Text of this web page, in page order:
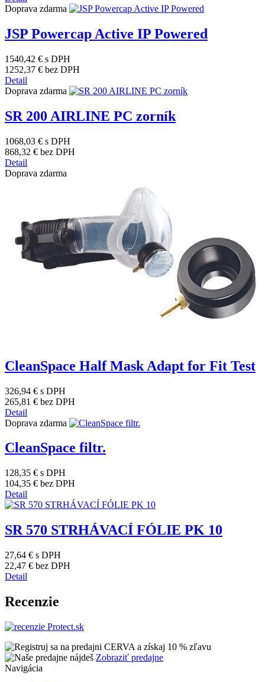
Doprava zdarma
JSP Powercap Active IP Powered
1540,42 € s DPH
1252,37 € bez DPH
Detail
Doprava zdarma
SR 200 AIRLINE PC zorník
1068,03 € s DPH
868,32 € bez DPH
Detail
Doprava zdarma
CleanSpace Half Mask Adapt for Fit Test
326,94 € s DPH
265,81 € bez DPH
Detail
Doprava zdarma
CleanSpace filtr.
128,35 € s DPH
104,35 € bez DPH
Detail
SR 570 STRHÁVACÍ FÓLIE PK 10
27,64 € s DPH
22,47 € bez DPH
Detail
Recenzie
Zobraziť predajne
Navigácia